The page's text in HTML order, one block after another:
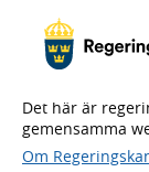
Det här är
gemensamma
Om